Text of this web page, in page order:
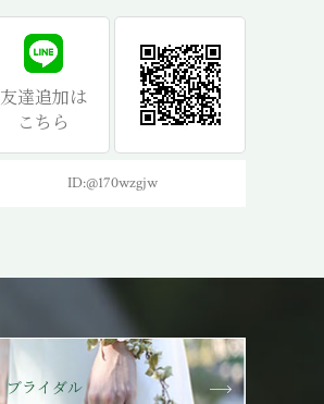
友達追加は
こちら
ID:@170wzgjw
ブライダル